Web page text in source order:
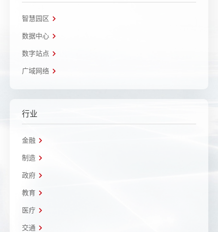
智慧园区
数据中心
数字站点
广域网络
行业
金融
制造
政府
教育
医疗
交通